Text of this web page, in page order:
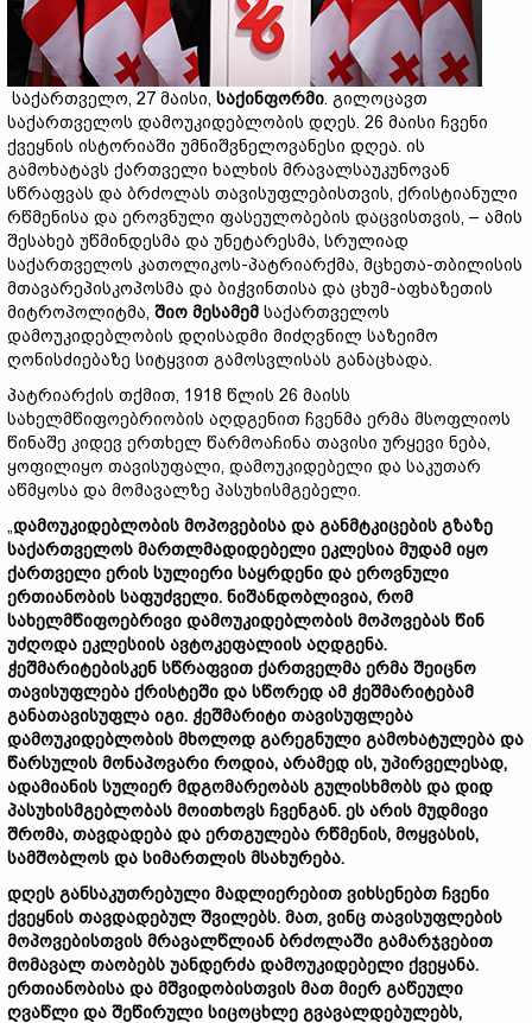
საქართველო, 27 მაისი, საქინფორმი. გილოცავთ
საქართველოს დამოუკიდებლობის დღეს. 26 მაისი ჩვენი
ქვეყნის ისტორიაში უმნიშვნელოვანესი დღეა. ის
გამოხატავს ქართველი ხალხის მრავალსაუკუნოვან
სწრაფვას და ბრძოლას თავისუფლებისთვის, ქრისტიანული
რწმენისა და ეროვნული ფასეულობების დაცვისთვის, – ამის
შესახებ უწმინდესმა და უნეტარესმა, სრულიად
საქართველოს კათოლიკოს-პატრიარქმა, მცხეთა-თბილისის
მთავარეპისკოპოსმა და ბიჭვინთისა და ცხუმ-აფხაზეთის
მიტროპოლიტმა, შიო მესამემ საქართველოს
დამოუკიდებლობის დღისადმი მიძღვნილ საზეიმო
ღონისძიებაზე სიტყვით გამოსვლისას განაცხადა.
პატრიარქის თქმით, 1918 წლის 26 მაისს
სახელმწიფოებრიობის აღდგენით ჩვენმა ერმა მსოფლიოს
წინაშე კიდევ ერთხელ წარმოაჩინა თავისი ურყევი ნება,
ყოფილიყო თავისუფალი, დამოუკიდებელი და საკუთარ
აწმყოსა და მომავალზე პასუხისმგებელი.
„დამოუკიდებლობის მოპოვებისა და განმტკიცების გზაზე
საქართველოს მართლმადიდებელი ეკლესია მუდამ იყო
ქართველი ერის სულიერი საყრდენი და ეროვნული
ერთიანობის საფუძველი. ნიშანდობლივია, რომ
სახელმწიფოებრივი დამოუკიდებლობის მოპოვებას წინ
უძღოდა ეკლესიის ავტოკეფალიის აღდგენა.
ჭეშმარიტებისკენ სწრაფვით ქართველმა ერმა შეიცნო
თავისუფლება ქრისტეში და სწორედ ამ ჭეშმარიტებამ
განათავისუფლა იგი. ჭეშმარიტი თავისუფლება
დამოუკიდებლობის მხოლოდ გარეგნული გამოხატულება და
წარსულის მონაპოვარი როდია, არამედ ის, უპირველესად,
ადამიანის სულიერ მდგომარეობას გულისხმობს და დიდ
პასუხისმგებლობას მოითხოვს ჩვენგან. ეს არის მუდმივი
შრომა, თავდადება და ერთგულება რწმენის, მოყვასის,
სამშობლოს და სიმართლის მსახურება.
დღეს განსაკუთრებული მადლიერებით ვიხსენებთ ჩვენი
ქვეყნის თავდადებულ შვილებს. მათ, ვინც თავისუფლების
მოპოვებისთვის მრავალწლიან ბრძოლაში გამარჯვებით
მომავალ თაობებს უანდერძა დამოუკიდებელი ქვეყანა.
ერთიანობისა და მშვიდობისთვის მათ მიერ გაწეული
ღვაწლი და შეწირული სიცოცხლე გვავალდებულებს,